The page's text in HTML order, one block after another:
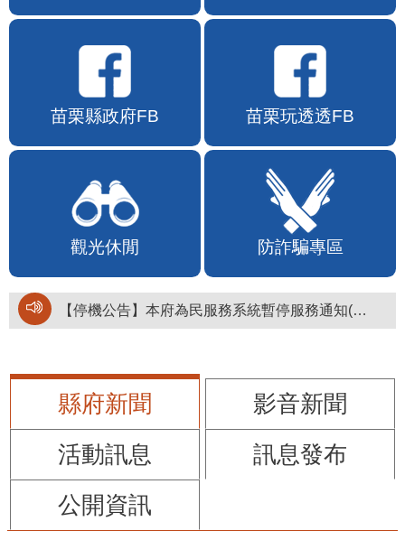
苗栗縣政府FB 苗栗玩透透FB
觀光休閒 防詐騙專區
【停機公告】本府為民服務系統暫停服務通知(停止服務時間：115年8月6日17時至19時)
縣府新聞
影音新聞
活動訊息
訊息發布
公開資訊